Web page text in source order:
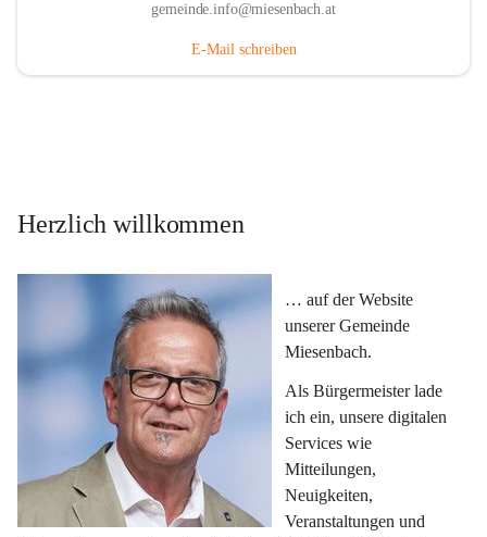
gemeinde.info@miesenbach.at
E-Mail schreiben
Herzlich willkommen
… auf der Website
unserer Gemeinde
Miesenbach.
Als Bürgermeister lade
ich ein, unsere digitalen
Services wie
Mitteilungen,
Neuigkeiten,
Veranstaltungen und